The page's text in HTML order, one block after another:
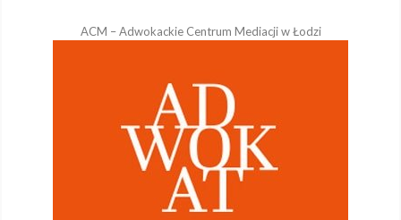
ACM – Adwokackie Centrum Mediacji w Łodzi